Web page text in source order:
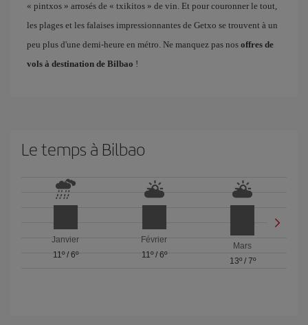
« pintxos » arrosés de « txikitos » de vin. Et pour couronner le tout,
les plages et les falaises impressionnantes de Getxo se trouvent à un
peu plus d'une demi-heure en métro. Ne manquez pas nos offres de
vols à destination de Bilbao !
Le temps à Bilbao
Janvier
11º/ 6º
Février
11º/ 6º
Mars
13º/ 7º